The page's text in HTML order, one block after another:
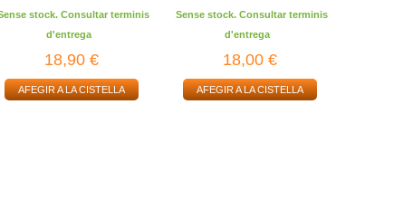
stock. Consultar terminis
d'entrega
18,90 €
AFEGIR A LA CISTELLA
Sense stock. Consultar terminis
d'entrega
18,00 €
AFEGIR A LA CISTELLA